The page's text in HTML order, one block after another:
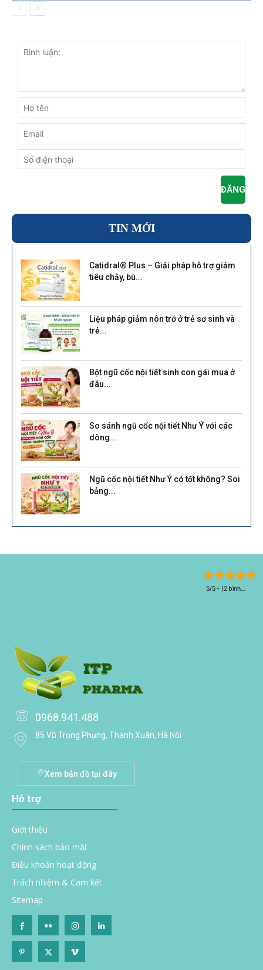
TIN MỚI
Catidral® Plus – Giải pháp hỗ trợ giảm
tiêu chảy, bù...
Liệu pháp giảm nôn trớ ở trẻ sơ sinh và
trẻ...
Bột ngũ cốc nội tiết sinh con gái mua ở
đâu...
So sánh ngũ cốc nội tiết Như Ý với các
dòng...
Ngũ cốc nội tiết Như Ý có tốt không? Soi
bảng...
5/5 - (2 bình
0968.941.488
85 Vũ Trọng Phụng, Thanh Xuân, Hà Nội
Xem bản đồ tại đây
Hỗ trợ
Giới thiệu
Chính sách bảo mật
Điều khoản hoạt động
Trách nhiệm & Cam kết
Sitemap